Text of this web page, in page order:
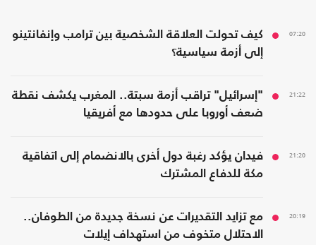
07:20
كيف تحولت العلاقة الشخصية بين ترامب وإنفانتينو
إلى أزمة سياسية؟
21:22
"إسرائيل" تراقب أزمة سبتة.. المغرب يكشف نقطة
ضعف أوروبا على حدودها مع أفريقيا
21:20
فيدان يؤكد رغبة دول أخرى بالانضمام إلى اتفاقية
مكة للدفاع المشترك
20:19
مع تزايد التقديرات عن نسخة جديدة من الطوفان..
الاحتلال متخوف من استهداف إيلات